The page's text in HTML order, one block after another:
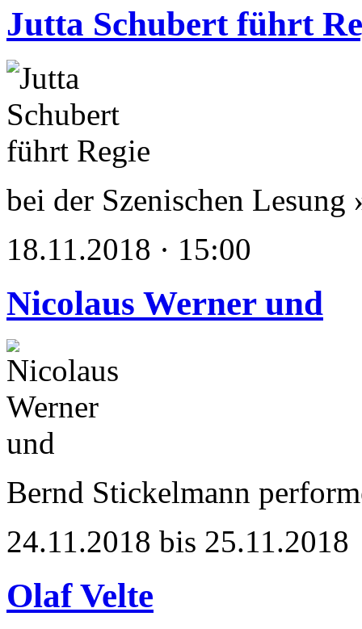
Jutta Schubert führt
bei der Szenischen
18.11.2018 · 15:00
Nicolaus Werner und
Bernd Stickelmann
24.11.2018 bis 25.11.2018
Olaf Velte